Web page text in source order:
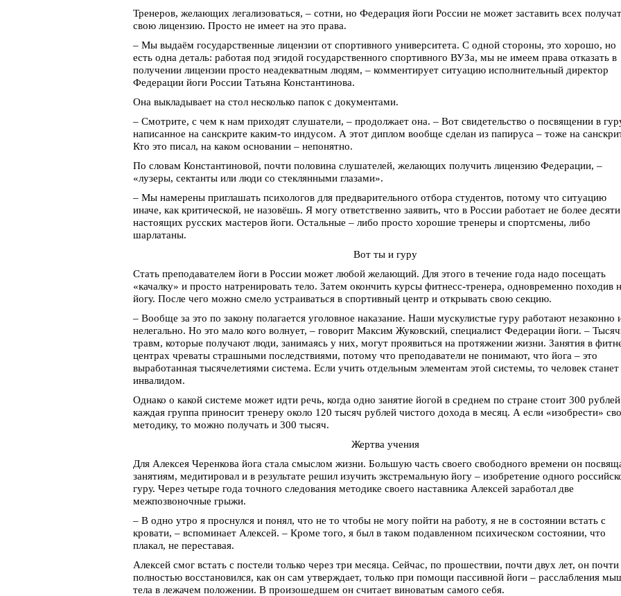
Тренеров, желающих легализоваться, – сотни, но Федерация йоги России не может заставить всех
свою лицензию. Просто не имеет на это права.
– Мы выдаём государственные лицензии от спортивного университета. С одной стороны, это хорошо, но
есть одна деталь: работая под эгидой государственного спортивного ВУЗа, мы не имеем права отказать в
получении лицензии просто неадекватным людям, – комментирует ситуацию исполнительный директор
Федерации йоги России Татьяна Константинова.
Она выкладывает на стол несколько папок с документами.
– Смотрите, с чем к нам приходят слушатели, – продолжает она. – Вот свидетельство о посвящении в
написанное на санскрите каким-то индусом. А этот диплом вообще сделан из папируса – тоже на
Кто это писал, на каком основании – непонятно.
По словам Константиновой, почти половина слушателей, желающих получить лицензию Федерации, –
«лузеры, сектанты или люди со стеклянными глазами».
– Мы намерены приглашать психологов для предварительного отбора студентов, потому что ситуацию
иначе, как критической, не назовёшь. Я могу ответственно заявить, что в России работает не более десяти
настоящих русских мастеров йоги. Остальные – либо просто хорошие тренеры и спортсмены, либо
шарлатаны.
Вот ты и гуру
Стать преподавателем йоги в России может любой желающий. Для этого в течение года надо посещать
«качалку» и просто натренировать тело. Затем окончить курсы фитнесс-тренера, одновременно походив
йогу. После чего можно смело устраиваться в спортивный центр и открывать свою секцию.
– Вообще за это по закону полагается уголовное наказание. Наши мускулистые гуру работают незаконно
нелегально. Но это мало кого волнует, – говорит Максим Жуковский, специалист Федерации йоги. –
травм, которые получают люди, занимаясь у них, могут проявиться на протяжении жизни. Занятия в
центрах чреваты страшными последствиями, потому что преподаватели не понимают, что йога – это
выработанная тысячелетиями система. Если учить отдельным элементам этой системы, то человек станет
инвалидом.
Однако о какой системе может идти речь, когда одно занятие йогой в среднем по стране стоит 300
каждая группа приносит тренеру около 120 тысяч рублей чистого дохода в месяц. А если «изобрести»
методику, то можно получать и 300 тысяч.
Жертва учения
Для Алексея Черенкова йога стала смыслом жизни. Большую часть своего свободного времени он
занятиям, медитировал и в результате решил изучить экстремальную йогу – изобретение одного
гуру. Через четыре года точного следования методике своего наставника Алексей заработал две
межпозвоночные грыжи.
– В одно утро я проснулся и понял, что не то чтобы не могу пойти на работу, я не в состоянии встать с
кровати, – вспоминает Алексей. – Кроме того, я был в таком подавленном психическом состоянии, что
плакал, не переставая.
Алексей смог встать с постели только через три месяца. Сейчас, по прошествии, почти двух лет, он почти
полностью восстановился, как он сам утверждает, только при помощи пассивной йоги – расслабления
тела в лежачем положении. В произошедшем он считает виноватым самого себя.